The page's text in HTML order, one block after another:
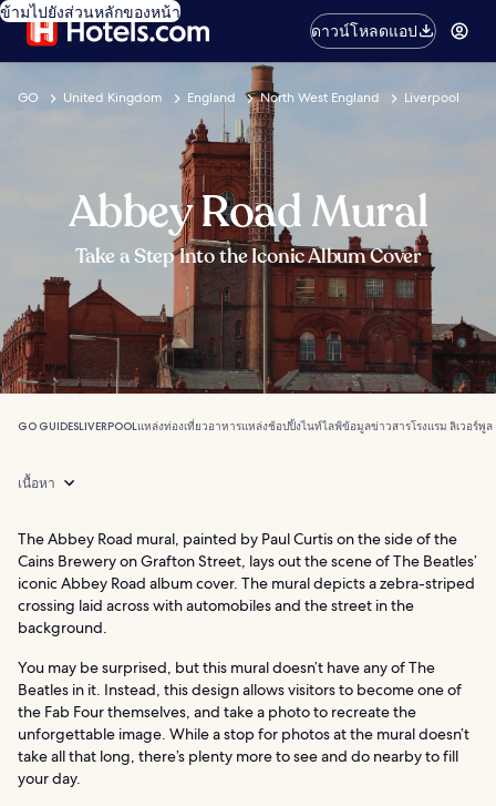
ข้ามไปยังส่วนหลักของหน้า
ดาวน์โหลดแอป
GO United Kingdom England North West England Liverpool
Abbey Road Mural
Take a Step Into the Iconic Album Cover
GO GUIDESLIVERPOOL แหล่งท่องเที่ยวอาหารแหล่งช้อปปิ้งไนท์ไลฟ์ข้อมูลข่าวสารโรงแรม ลิเวอร์พูล
เนื้อหา
The Abbey Road mural, painted by Paul Curtis on the side of the
Cains Brewery on Grafton Street, lays out the scene of The Beatles’
iconic Abbey Road album cover. The mural depicts a zebra-striped
crossing laid across with automobiles and the street in the
background.
You may be surprised, but this mural doesn’t have any of The
Beatles in it. Instead, this design allows visitors to become one of
the Fab Four themselves, and take a photo to recreate the
unforgettable image. While a stop for photos at the mural doesn’t
take all that long, there’s plenty more to see and do nearby to fill
your day.